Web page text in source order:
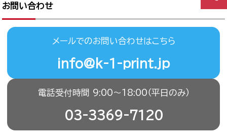
お問い合わせ
メールでのお問い合わせはこちら
info@k-1-print.jp
電話受付時間 9:00〜18:00（平日のみ）
03-3369-7120